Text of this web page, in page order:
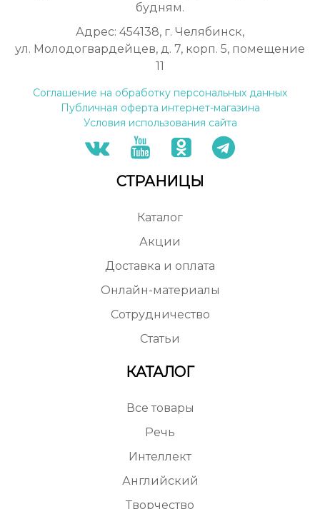
СТРАНИЦЫ
Каталог
Акции
Доставка и оплата
Онлайн-материалы
Сотрудничество
Статьи
КАТАЛОГ
Все товары
Речь
Интеллект
Английский
Творчество
будням.
Адрес: 454138, г. Челябинск,
ул. Молодогвардейцев, д. 7, корп. 5, помещение
11
Соглашение на обработку персональных данных
Публичная оферта интернет-магазина
Условия использования сайта